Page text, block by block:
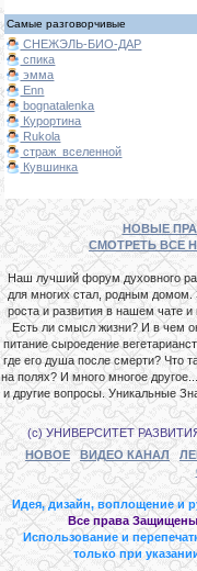
Самые разговорчивые
СНЕЖЭЛЬ-БИО-ДАР
спика
эмма
Enn
bognatalenka
Курортина
Rukola
страж_вселенной
Кувшинка
НОВЫЕ
СМОТРЕТЬ ВСЕ
Наш лучший форум духовного
для многих стал, родным домом.
роста и развития в нашем чате
Есть ли смысл жизни? И в чем
питание сыроедение
где его душа после смерти? Что
на полях? И много многое
и другие вопросы. Уникальные
(с) УНИВЕРСИТЕТ
НОВОЕ
ВИДЕО КАНАЛ
Идея, дизайн, воплощение и
Все права
Использование и
только при